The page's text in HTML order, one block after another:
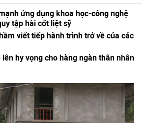
ứng dụng khoa học-công nghệ
tập hài cốt liệt sỹ
viết tiếp hành trình trở về của các
hy vọng cho hàng ngàn thân nhân